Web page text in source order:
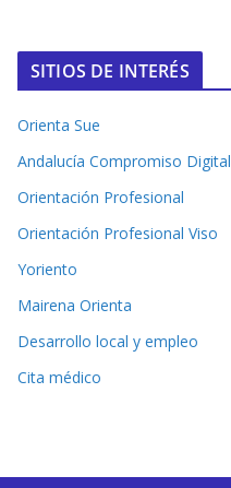
SITIOS DE INTERÉS
Orienta Sue
Andalucía Compromiso Digital
Orientación Profesional
Orientación Profesional Viso
Yoriento
Mairena Orienta
Desarrollo local y empleo
Cita médico